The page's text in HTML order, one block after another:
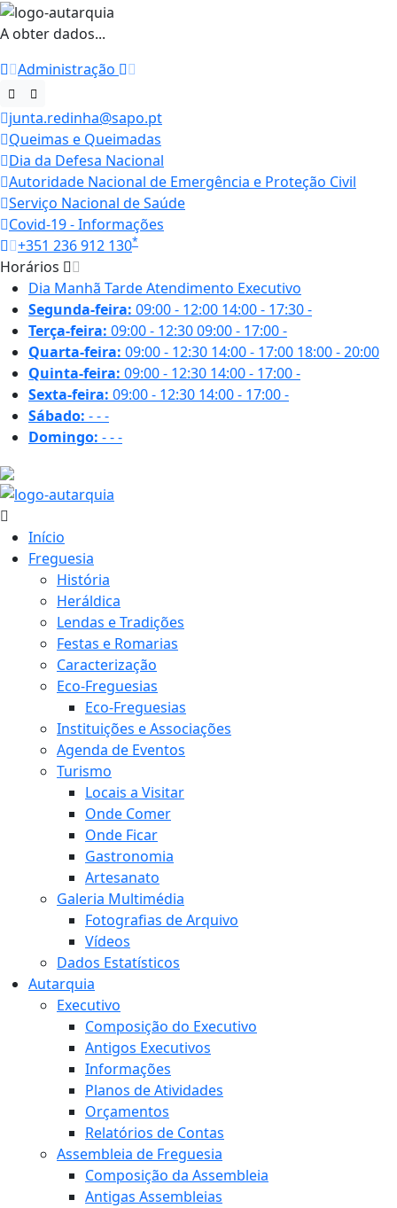
A obter dados...
Administração
junta.redinha@sapo.pt
Queimas e Queimadas
Dia da Defesa Nacional
Autoridade Nacional de Emergência e Proteção Civil
Serviço Nacional de Saúde
Covid-19 - Informações
+351 236 912 130*
Horários
Dia Manhã TardeAtendimento Executivo
Segunda-feira: 09:00 - 12:00 14:00 - 17:30-
Terça-feira: 09:00 - 12:3009:00 - 17:00-
Quarta-feira: 09:00 - 12:30 14:00 - 17:00 18:00 - 20:00
Quinta-feira: 09:00 - 12:30 14:00 - 17:00-
Sexta-feira: 09:00 - 12:30 14:00 - 17:00-
Sábado: ---
Domingo: ---
Início
Freguesia
História
Heráldica
Lendas e Tradições
Festas e Romarias
Caracterização
Eco-Freguesias
Eco-Freguesias
Instituições e Associações
Agenda de Eventos
Turismo
Locais a Visitar
Onde Comer
Onde Ficar
Gastronomia
Artesanato
Galeria Multimédia
Fotografias de Arquivo
Vídeos
Dados Estatísticos
Autarquia
Executivo
Composição do Executivo
Antigos Executivos
Informações
Planos de Atividades
Orçamentos
Relatórios de Contas
Assembleia de Freguesia
Composição da Assembleia
Antigas Assembleias